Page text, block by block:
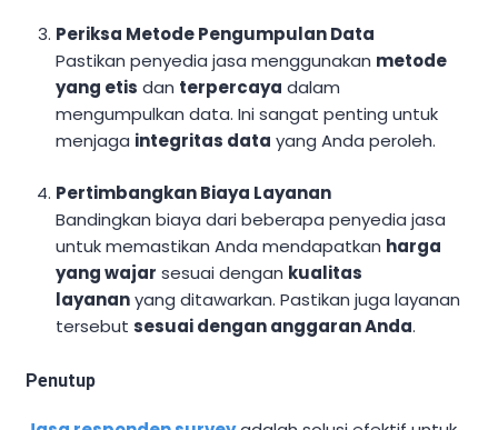
Periksa Metode Pengumpulan Data
Pastikan penyedia jasa menggunakan metode
yang etis dan terpercaya dalam
mengumpulkan data. Ini sangat penting untuk
menjaga integritas data yang Anda peroleh.
Pertimbangkan Biaya Layanan
Bandingkan biaya dari beberapa penyedia jasa
untuk memastikan Anda mendapatkan harga
yang wajar sesuai dengan kualitas
layananyang ditawarkan. Pastikan juga layanan
tersebutsesuai dengan anggaran Anda.
Penutup